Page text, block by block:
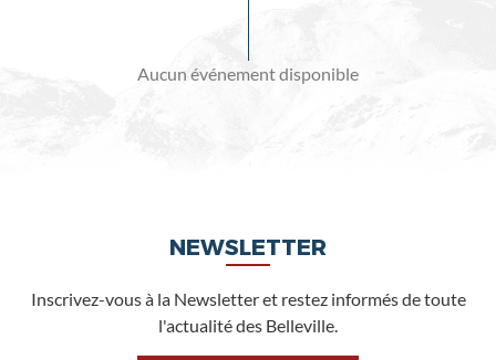
Aucun événement disponible
NEWSLETTER
Inscrivez-vous à la Newsletter et restez informés de toute
l'actualité des Belleville.